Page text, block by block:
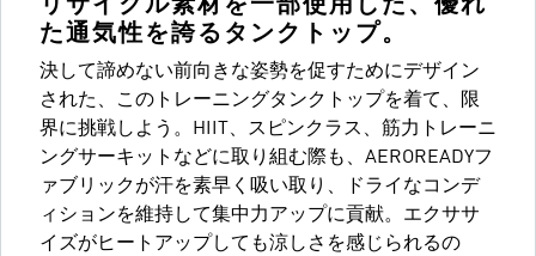
た通気性を誇るタンクトップ。
決して諦めない前向きな姿勢を促すためにデザイン
された、このトレーニングタンクトップを着て、限
界に挑戦しよう。HIIT、スピンクラス、筋力トレーニ
ングサーキットなどに取り組む際も、AEROREADYフ
ァブリックが汗を素早く吸い取り、ドライなコンデ
ィションを維持して集中力アップに貢献。エクササ
イズがヒートアップしても涼しさを感じられるの